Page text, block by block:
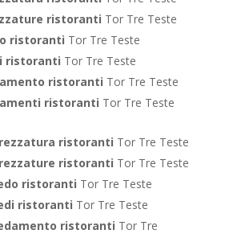
ristoranti Tor Tre Teste
ristoranti Tor Tre Teste
ristoranti Tor Tre Teste
ristoranti Tor Tre Teste
ristoranti Tor Tre Teste
ristoranti Tor Tre Teste
ristoranti Tor Tre Teste
ristoranti Tor Tre Teste
ristoranti Tor Tre Teste
ristoranti Tor Tre